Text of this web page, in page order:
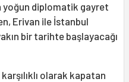
yoğun diplomatik gayret
Erivan ile İstanbul
bir tarihte başlayacağı
karşılıklı olarak kapatan